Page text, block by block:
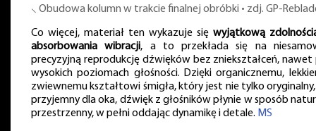
⸜ Obudowa kolumn w trakcie finalnej obróbki • zdj. GP-
Co więcej, materiał ten wykazuje się wyjątkową
absorbowania wibracji, a to przekłada się na
precyzyjną reprodukcję dźwięków bez zniekształceń, nawet
wysokich poziomach głośności. Dzięki organicznemu,
zwiewnemu kształtowi śmigła, który jest nie tylko
przyjemny dla oka, dźwięk z głośników płynie w sposób
przestrzenny, w pełni oddając dynamikę i detale. MS